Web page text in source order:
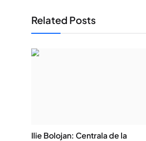
Related Posts
Ilie Bolojan: Centrala de la